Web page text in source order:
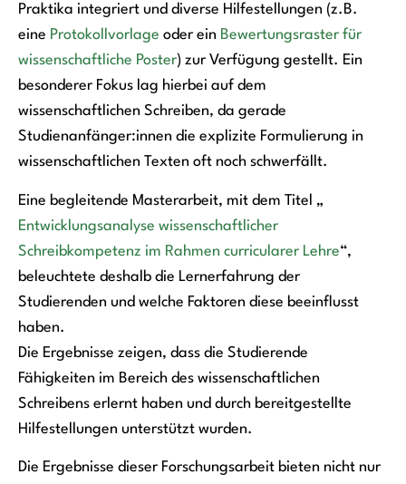
Praktika integriert und diverse Hilfestellungen (z.B.
eine Protokollvorlage oder ein Bewertungsraster für
wissenschaftliche Poster) zur Verfügung gestellt. Ein
besonderer Fokus lag hierbei auf dem
wissenschaftlichen Schreiben, da gerade
Studienanfänger:innen die explizite Formulierung in
wissenschaftlichen Texten oft noch schwerfällt.
Eine begleitende Masterarbeit, mit dem Titel „
Entwicklungsanalyse wissenschaftlicher
Schreibkompetenz im Rahmen curricularer Lehre“,
beleuchtete deshalb die Lernerfahrung der
Studierenden und welche Faktoren diese beeinflusst
haben.
Die Ergebnisse zeigen, dass die Studierende
Fähigkeiten im Bereich des wissenschaftlichen
Schreibens erlernt haben und durch bereitgestellte
Hilfestellungen unterstützt wurden.
Die Ergebnisse dieser Forschungsarbeit bieten nicht nur